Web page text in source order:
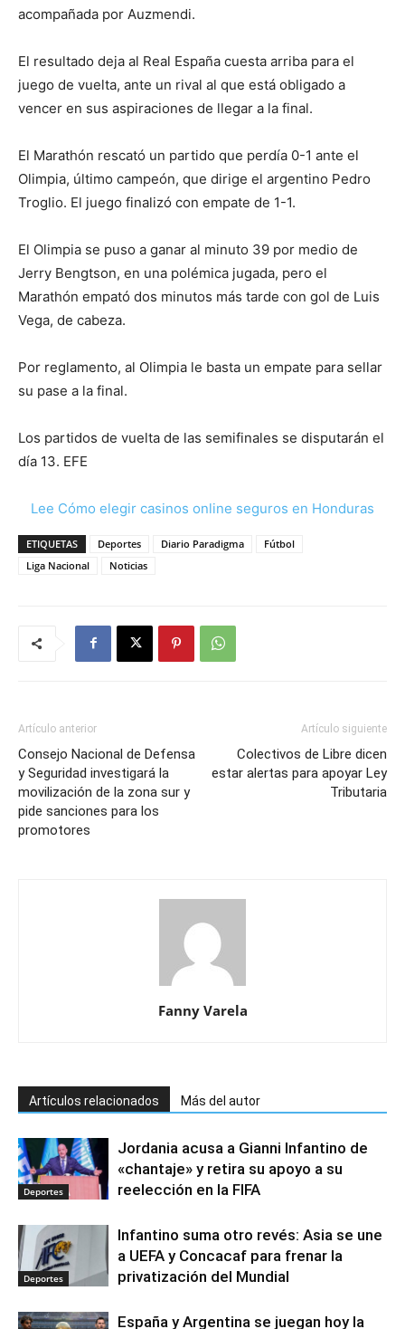
acompañada por Auzmendi.
El resultado deja al Real España cuesta arriba para el
juego de vuelta, ante un rival al que está obligado a
vencer en sus aspiraciones de llegar a la final.
El Marathón rescató un partido que perdía 0-1 ante el
Olimpia, último campeón, que dirige el argentino Pedro
Troglio. El juego finalizó con empate de 1-1.
El Olimpia se puso a ganar al minuto 39 por medio de
Jerry Bengtson, en una polémica jugada, pero el
Marathón empató dos minutos más tarde con gol de Luis
Vega, de cabeza.
Por reglamento, al Olimpia le basta un empate para sellar
su pase a la final.
Los partidos de vuelta de las semifinales se disputarán el
día 13. EFE
Lee Cómo elegir casinos online seguros en Honduras
ETIQUETAS Deportes Diario Paradigma
Fútbol
Liga Nacional
Noticias
Artículo anterior
Consejo Nacional de Defensa
y Seguridad investigará la
movilización de la zona sur y
pide sanciones para los
promotores
Artículo siguiente
Colectivos de Libre dicen
estar alertas para apoyar Ley
Tributaria
Fanny Varela
Artículos relacionados Más del autor
Deportes
Jordania acusa a Gianni Infantino de
«chantaje» y retira su apoyo a su
reelección en la FIFA
Deportes
Infantino suma otro revés: Asia se une
a UEFA y Concacaf para frenar la
privatización del Mundial
España y Argentina se juegan hoy la